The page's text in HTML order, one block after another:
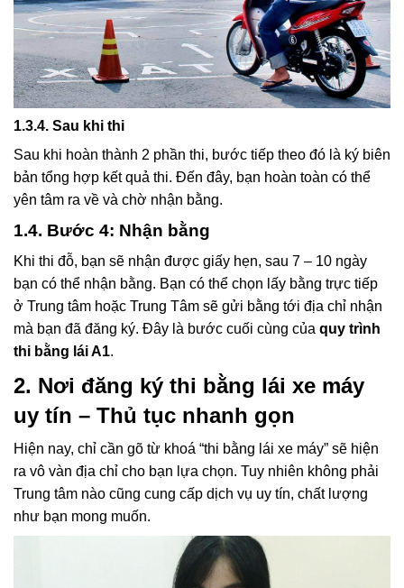
1.3.4. Sau khi thi
Sau khi hoàn thành 2 phần thi, bước tiếp theo đó là ký biên
bản tổng hợp kết quả thi. Đến đây, bạn hoàn toàn có thể
yên tâm ra về và chờ nhận bằng.
1.4. Bước 4: Nhận bằng
Khi thi đỗ, bạn sẽ nhận được giấy hẹn, sau 7 – 10 ngày
bạn có thể nhận bằng. Bạn có thể chọn lấy bằng trực tiếp
ở Trung tâm hoặc Trung Tâm sẽ gửi bằng tới địa chỉ nhận
mà bạn đã đăng ký. Đây là bước cuối cùng của quy trình
thi bằng lái A1.
2. Nơi đăng ký thi bằng lái xe máy
uy tín – Thủ tục nhanh gọn
Hiện nay, chỉ cần gõ từ khoá “thi bằng lái xe máy” sẽ hiện
ra vô vàn địa chỉ cho bạn lựa chọn. Tuy nhiên không phải
Trung tâm nào cũng cung cấp dịch vụ uy tín, chất lượng
như bạn mong muốn.